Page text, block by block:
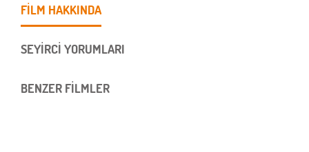
FİLM HAKKINDA
SEYİRCİ YORUMLARI
BENZER FİLMLER